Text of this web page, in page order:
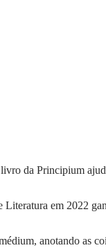
da Principium
em 2022
anotando as